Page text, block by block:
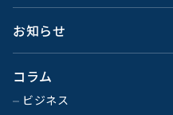
お知らせ
コラム
ビジネス